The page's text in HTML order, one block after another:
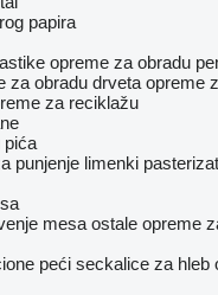
papira
opreme za obradu
za obradu drveta opreme
za reciklažu
pića
punjenje limenki
mesa ostale opreme
peći seckalice za hleb